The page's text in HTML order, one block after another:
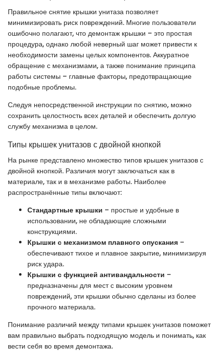
Правильное снятие крышки унитаза позволяет
минимизировать риск повреждений. Многие пользователи
ошибочно полагают, что демонтаж крышки – это простая
процедура, однако любой неверный шаг может привести к
необходимости замены целых компонентов. Аккуратное
обращение с механизмами, а также понимание принципа
работы системы – главные факторы, предотвращающие
подобные проблемы.
Следуя непосредственной инструкции по снятию, можно
сохранить целостность всех деталей и обеспечить долгую
службу механизма в целом.
Типы крышек унитазов с двойной кнопкой
На рынке представлено множество типов крышек унитазов с
двойной кнопкой. Различия могут заключаться как в
материале, так и в механизме работы. Наиболее
распространённые типы включают:
Стандартные крышки – простые и удобные в
использовании, не обладающие сложными
конструкциями.
Крышки с механизмом плавного опускания –
обеспечивают тихое и плавное закрытие, минимизируя
риск удара.
Крышки с функцией антивандальности –
предназначены для мест с высоким уровнем
повреждений, эти крышки обычно сделаны из более
прочного материала.
Понимание различий между типами крышек унитазов поможет
вам правильно выбрать подходящую модель и понимать, как
вести себя во время демонтажа.